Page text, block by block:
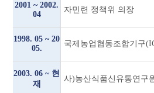
2001 ~ 2002.
04
자민련 정책위 의장
1998. 05 ~ 20
05.
국제농업협동조합기구
2003. 06 ~ 현
재
사)농산식품신유통연구